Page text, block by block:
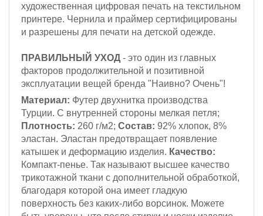
художественная цифровая печать на текстильном
принтере. Чернила и праймер сертифицированы
и разрешены для печати на детской одежде.
ПРАВИЛЬНЫЙ УХОД - это один из главных
факторов продолжительной и позитивной
эксплуатации вещей бренда "Наивно? Очень"!
Материал: Футер двухнитка производства
Турции. С внутренней стороны мелкая петля;
Плотность: 260 г/м2; Состав: 92% хлопок, 8%
эластан. Эластан предотвращает появление
катышек и деформацию изделия. Качество:
Компакт-пенье. Так называют высшее качество
трикотажной ткани с дополнительной обработкой,
благодаря которой она имеет гладкую
поверхность без каких-либо ворсинок. Можете